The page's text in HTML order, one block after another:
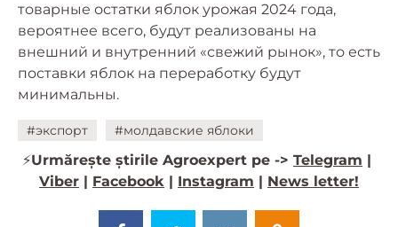
товарные остатки яблок урожая 2024 года,
вероятнее всего, будут реализованы на
внешний и внутренний «свежий рынок», то есть
поставки яблок на переработку будут
минимальны.
#экспорт #молдавские яблоки
⚡️Urmărește știrile Agroexpert pe -> Telegram
Viber
Facebook Instagram News letter!